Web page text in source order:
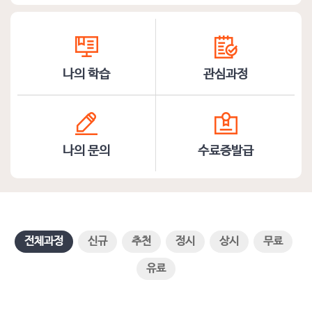
나의 학습 관심과정
나의 문의 수료증발급
전체과정 신규 추천 정시 상시 무료
유료